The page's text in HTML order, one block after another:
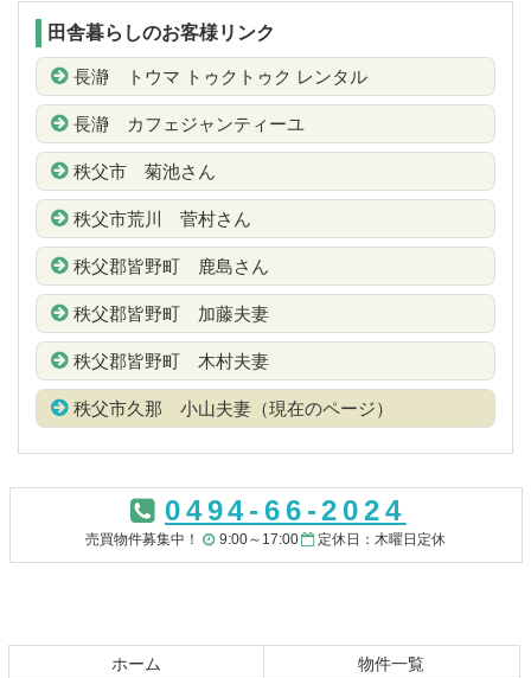
田舎暮らしのお客様リンク
長瀞 トウマ トゥクトゥク レンタル
長瀞 カフェジャンティーユ
秩父市 菊池さん
秩父市荒川 菅村さん
秩父郡皆野町 鹿島さん
秩父郡皆野町 加藤夫妻
秩父郡皆野町 木村夫妻
秩父市久那 小山夫妻（現在のページ）
ン
ツ
ー
先
0494-66-2024
売買物件募集中！ 9:00～17:00 定休日：木曜日定休
ホーム
物件一覧